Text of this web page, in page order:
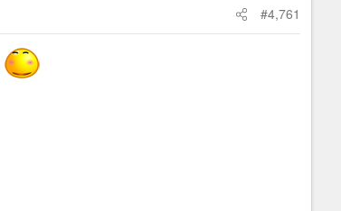
#4,761